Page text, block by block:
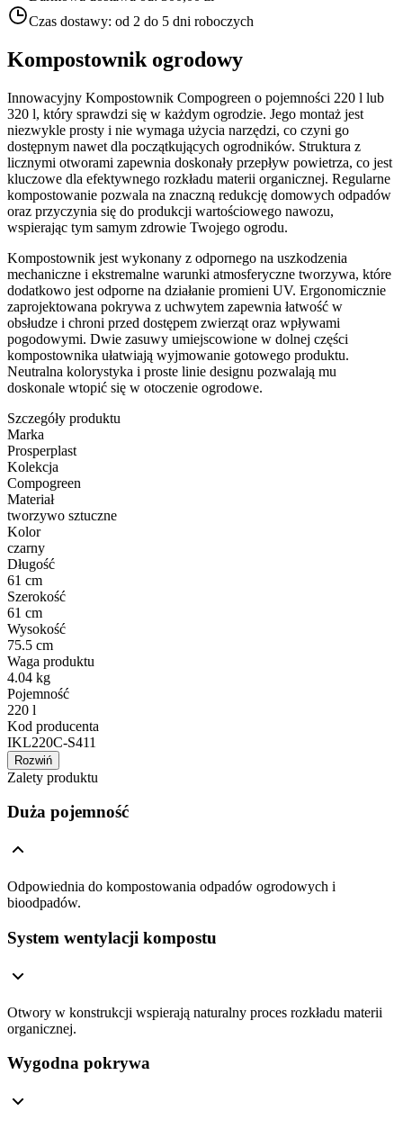
Czas dostawy: od 2 do 5 dni roboczych
Kompostownik ogrodowy
Innowacyjny Kompostownik Compogreen o pojemności 220 l lub
320 l, który sprawdzi się w każdym ogrodzie. Jego montaż jest
niezwykle prosty i nie wymaga użycia narzędzi, co czyni go
dostępnym nawet dla początkujących ogrodników. Struktura z
licznymi otworami zapewnia doskonały przepływ powietrza, co jest
kluczowe dla efektywnego rozkładu materii organicznej. Regularne
kompostowanie pozwala na znaczną redukcję domowych odpadów
oraz przyczynia się do produkcji wartościowego nawozu,
wspierając tym samym zdrowie Twojego ogrodu.
Kompostownik jest wykonany z odpornego na uszkodzenia
mechaniczne i ekstremalne warunki atmosferyczne tworzywa, które
dodatkowo jest odporne na działanie promieni UV. Ergonomicznie
zaprojektowana pokrywa z uchwytem zapewnia łatwość w
obsłudze i chroni przed dostępem zwierząt oraz wpływami
pogodowymi. Dwie zasuwy umiejscowione w dolnej części
kompostownika ułatwiają wyjmowanie gotowego produktu.
Neutralna kolorystyka i proste linie designu pozwalają mu
doskonale wtopić się w otoczenie ogrodowe.
Szczegóły produktu
Marka
Prosperplast
Kolekcja
Compogreen
Materiał
tworzywo sztuczne
Kolor
czarny
Długość
61 cm
Szerokość
61 cm
Wysokość
75.5 cm
Waga produktu
4.04 kg
Pojemność
220 l
Kod producenta
IKL220C-S411
Rozwiń
Zalety produktu
Duża pojemność
Odpowiednia do kompostowania odpadów ogrodowych i
bioodpadów.
System wentylacji kompostu
Otwory w konstrukcji wspierają naturalny proces rozkładu materii
organicznej.
Wygodna pokrywa